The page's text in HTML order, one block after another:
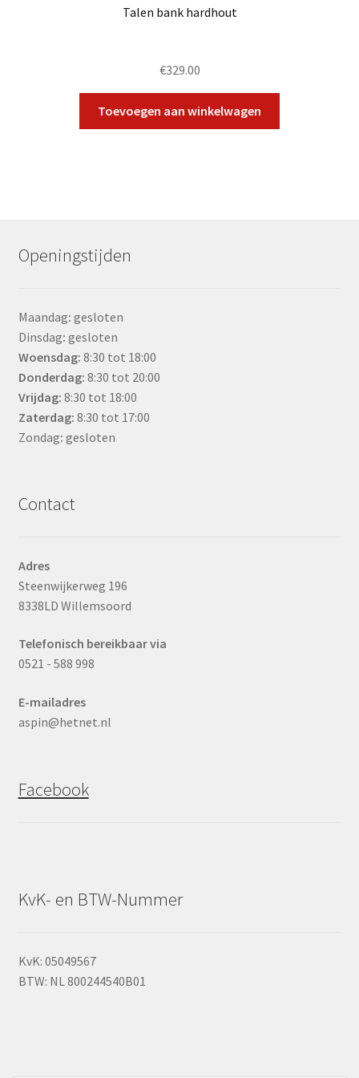
Talen bank hardhout
€329.00
Toevoegen aan winkelwagen
Openingstijden
Maandag: gesloten
Dinsdag: gesloten
Woensdag: 8:30 tot 18:00
Donderdag: 8:30 tot 20:00
Vrijdag: 8:30 tot 18:00
Zaterdag: 8:30 tot 17:00
Zondag: gesloten
Contact
Adres
Steenwijkerweg 196
8338LD Willemsoord
Telefonisch bereikbaar via
0521 - 588 998
E-mailadres
aspin@hetnet.nl
Facebook
KvK- en BTW-Nummer
KvK: 05049567
BTW: NL 800244540B01